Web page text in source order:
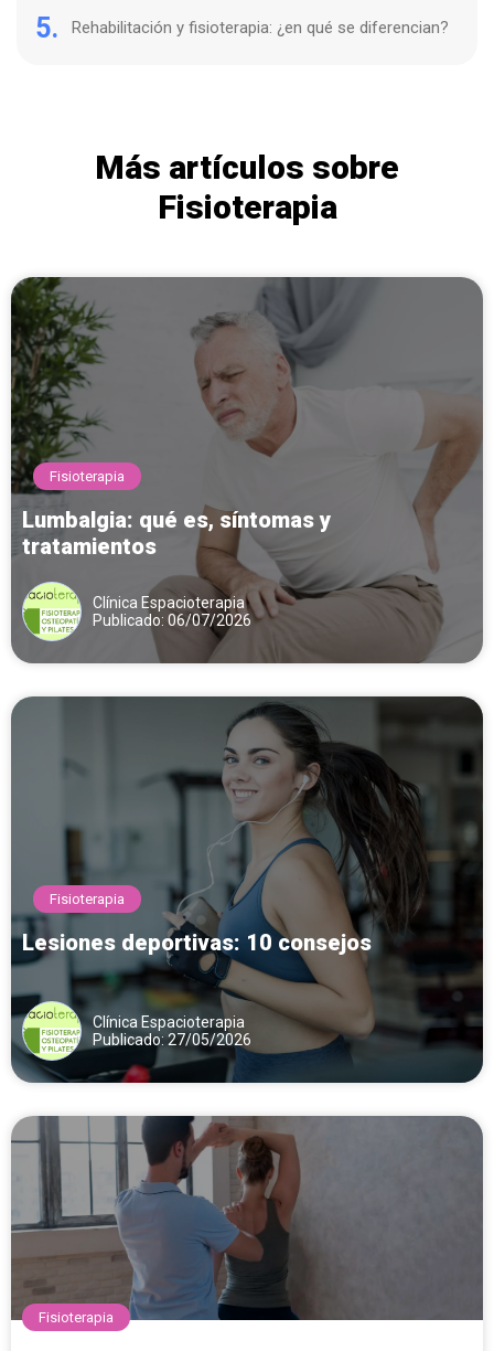
5. Rehabilitación y fisioterapia: ¿en qué se diferencian?
Más artículos sobre
Fisioterapia
Fisioterapia
Lumbalgia: qué es, síntomas y
tratamientos
Clínica Espacioterapia
Publicado: 06/07/2026
Fisioterapia
Lesiones deportivas: 10 consejos
Clínica Espacioterapia
Publicado: 27/05/2026
Fisioterapia